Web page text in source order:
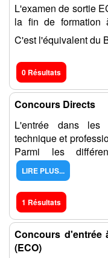
L'examen de sortie
la fin de formation
C'est l'équivalent du
0 Résultats
Concours Directs
L'entrée dans les
technique et
Parmi les
LIRE PLUS...
1 Résultats
Concours d'entrée
(ECO)